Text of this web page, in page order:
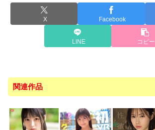
X Facebook
LINE コピー
関連作品